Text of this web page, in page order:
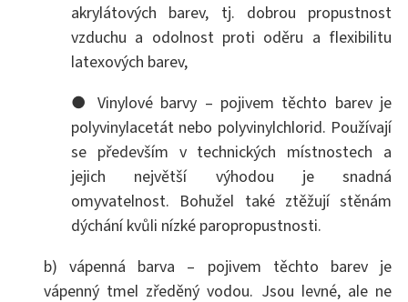
akrylátových barev, tj. dobrou propustnost
vzduchu a odolnost proti oděru a flexibilitu
latexových barev,
● Vinylové barvy – pojivem těchto barev je
polyvinylacetát nebo polyvinylchlorid. Používají
se především v technických místnostech a
jejich největší výhodou je snadná
omyvatelnost. Bohužel také ztěžují stěnám
dýchání kvůli nízké paropropustnosti.
b) vápenná barva – pojivem těchto barev je
vápenný tmel zředěný vodou. Jsou levné, ale ne